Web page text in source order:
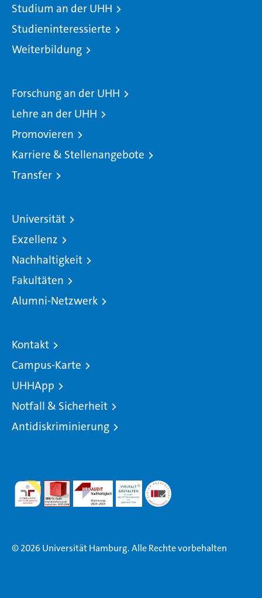
Studium an der UHH
Studieninteressierte
Weiterbildung
Forschung an der UHH
Lehre an der UHH
Promovieren
Karriere & Stellenangebote
Transfer
Universität
Exzellenz
Nachhaltigkeit
Fakultäten
Alumni-Netzwerk
Kontakt
Campus-Karte
UHHApp
Notfall & Sicherheit
Antidiskriminierung
© 2026 Universität Hamburg. Alle Rechte vorbehalten